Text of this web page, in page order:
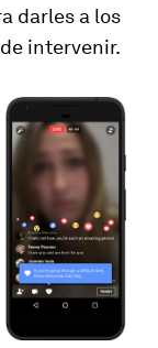
darles a los
intervenir.